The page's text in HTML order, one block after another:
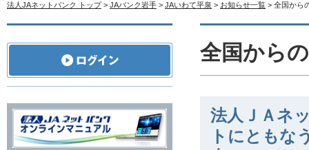
法人JAネットバンク トップ > JAバンク岩手 > JAいわて平泉 > お知らせ一覧 > 全国から
全国から
法人ＪＡネ
トにともな